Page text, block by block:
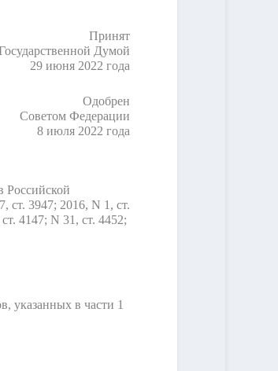
Принят
Думой
29 июня 2022 года
Одобрен
Советом Федерации
8 июля 2022 года
Российской
ст. 3947; 2016, N 1, ст.
4147; N 31, ст. 4452;
указанных в части 1